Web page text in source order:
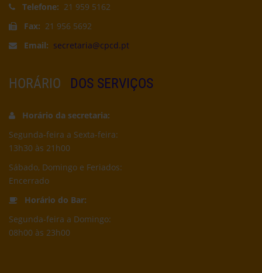
Telefone: 21 959 5162
Fax: 21 956 5692
Email: secretaria@cpcd.pt
HORÁRIO DOS SERVIÇOS
Horário da secretaria:
Segunda-feira a Sexta-feira:
13h30 às 21h00
Sábado, Domingo e Feriados:
Encerrado
Horário do Bar:
Segunda-feira a Domingo:
08h00 às 23h00